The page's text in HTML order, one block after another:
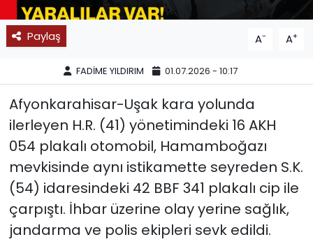
Paylaş A- A+
FADİME YILDIRIM 01.07.2026 - 10:17
Afyonkarahisar-Uşak kara yolunda
ilerleyen H.R. (41) yönetimindeki 16 AKH
054 plakalı otomobil, Hamamboğazı
mevkisinde aynı istikamette seyreden S.K.
(54) idaresindeki 42 BBF 341 plakalı cip ile
çarpıştı. İhbar üzerine olay yerine sağlık,
jandarma ve polis ekipleri sevk edildi.